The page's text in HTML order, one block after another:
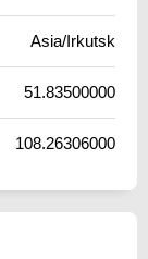
Asia/Irkutsk
51.83500000
108.26306000